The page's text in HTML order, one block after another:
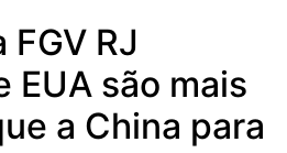
RJ
EUA são mais
a China para